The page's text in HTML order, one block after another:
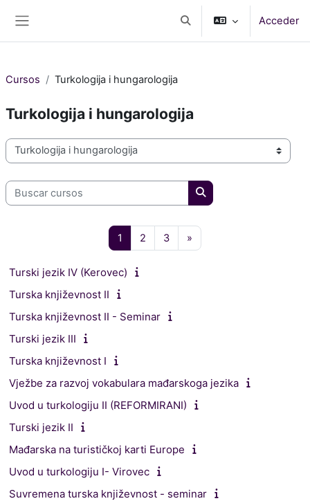
Selector de búsqueda de
Acceder
Cursos Turkologija i hungarologija
Turkologija i hungarologija
Categorías
Buscar cursos
Buscar cursos
1 Página 1
2 Página 2
3Página 3
»
Turski jezik IV (Kerovec)
Turska književnost II
Turska književnost II - Seminar
Turski jezik III
Turska književnost I
Vježbe za razvoj vokabulara mađarskoga jezika
Uvod u turkologiju II (REFORMIRANI)
Turski jezik II
Mađarska na turističkoj karti Europe
Uvod u turkologiju I- Virovec
Suvremena turska književnost - seminar